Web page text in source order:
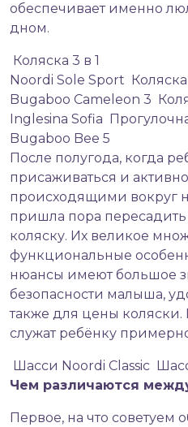
обеспечивает именно
дном.
Коляска 3 в 1
Noordi Sole Sport Коляска
Bugaboo Cameleon 3
Inglesina Sofia
Bugaboo Bee 5
После полугода, когда
присаживаться и
происходящими вокруг
пришла пора
коляску. Их великое
функциональные
нюансы имеют большое
безопасности малыша,
также для цены
служат ребёнку
Шасси Noordi Classic
Чем различаются
Первое, на что советуем